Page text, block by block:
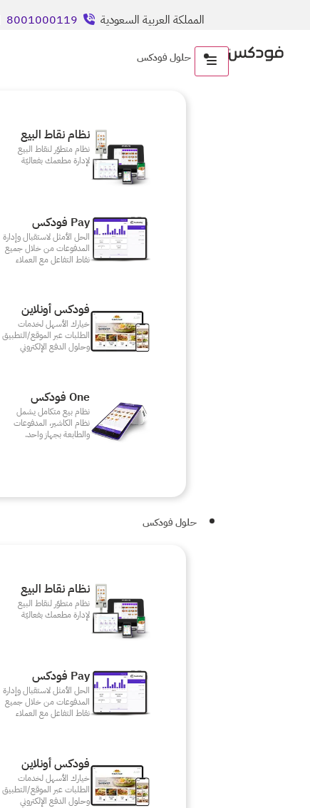
المملكة العربية السعودية 8001000119
حلول فودكس
نظام نقاط البيع
نظام متطوّر لنقاط البيع
لإدارة مطعمك بفعاليّة
Pay فودكس
الحل الأمثل لاستقبال وإدارة
المدفوعات من خلال جميع
نقاط التفاعل مع العملاء
فودكس أونلاين
خيارك الأسهل لخدمات
الطلبات عبر الموقع/التطبيق
وحلول الدفع الإلكتروني
One فودكس
نظام بيع متكامل يشمل
نظام الكاشير، المدفوعات
والطابعة بجهاز واحد.
حلول فودكس
نظام نقاط البيع
نظام متطوّر لنقاط البيع
لإدارة مطعمك بفعاليّة
Pay فودكس
الحل الأمثل لاستقبال وإدارة
المدفوعات من خلال جميع
نقاط التفاعل مع العملاء
فودكس أونلاين
خيارك الأسهل لخدمات
الطلبات عبر الموقع/التطبيق
وحلول الدفع الإلكتروني